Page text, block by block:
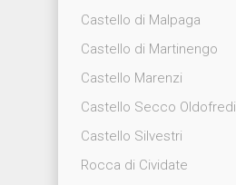
Castello di Malpaga
Castello di Martinengo
Castello Marenzi
Castello Secco Oldofredi
Castello Silvestri
Rocca di Cividate